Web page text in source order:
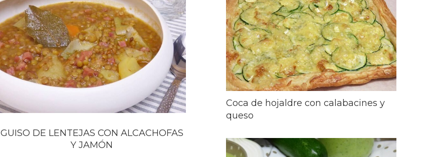
GUISO DE LENTEJAS CON ALCACHOFAS
Y JAMÓN
Coca de hojaldre con calabacines y
queso